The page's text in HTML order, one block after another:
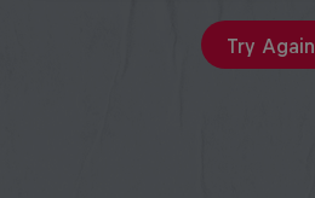
Try Again